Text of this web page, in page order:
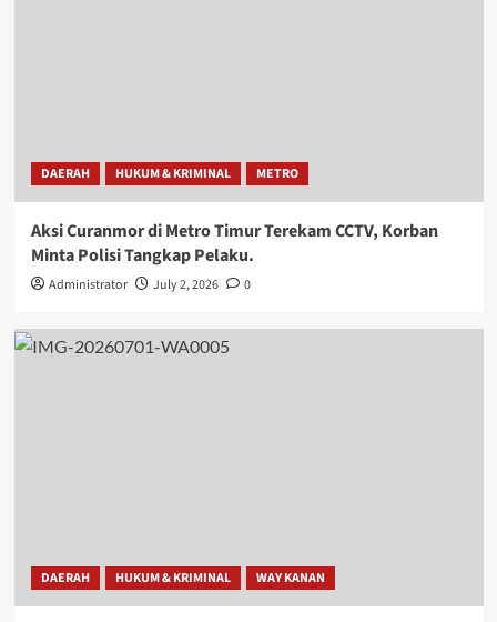
DAERAH HUKUM & KRIMINAL METRO
Aksi Curanmor di Metro Timur Terekam CCTV, Korban
Minta Polisi Tangkap Pelaku.
Administrator July 2, 2026 0
DAERAH HUKUM & KRIMINAL WAY KANAN